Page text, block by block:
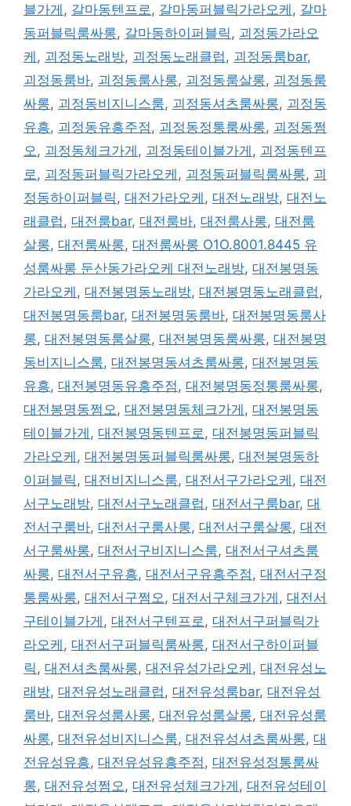
블가게 , 갈마동텐프로 , 갈마동퍼블릭가라오케 , 갈마
동퍼블릭룸싸롱, 갈마동하이퍼블릭 , 괴정동가라오
케 , 괴정동노래방, 괴정동노래클럽 , 괴정동룸bar,
괴정동룸바, 괴정동룸사롱, 괴정동룸살롱, 괴정동룸
싸롱, 괴정동비지니스룸, 괴정동셔츠룸싸롱, 괴정동
유흥, 괴정동유흥주점 , 괴정동정통룸싸롱, 괴정동쩜
오 , 괴정동체크가게 , 괴정동테이블가게 , 괴정동텐프
로 , 괴정동퍼블릭가라오케 , 괴정동퍼블릭룸싸롱, 괴
정동하이퍼블릭 , 대전가라오케 , 대전노래방, 대전노
래클럽 , 대전룸bar, 대전룸바, 대전룸사롱, 대전룸
살롱, 대전룸싸롱, 대전룸싸롱 O1O.8001.8445 유
성룸싸롱 둔산동가라오케 대전노래방, 대전봉명동
가라오케 , 대전봉명동노래방, 대전봉명동노래클럽 ,
대전봉명동룸bar, 대전봉명동룸바, 대전봉명동룸사
롱, 대전봉명동룸살롱, 대전봉명동룸싸롱, 대전봉명
동비지니스룸, 대전봉명동셔츠룸싸롱, 대전봉명동
유흥, 대전봉명동유흥주점 , 대전봉명동정통룸싸롱,
대전봉명동쩜오 , 대전봉명동체크가게 , 대전봉명동
테이블가게 , 대전봉명동텐프로 , 대전봉명동퍼블릭
가라오케 , 대전봉명동퍼블릭룸싸롱, 대전봉명동하
이퍼블릭 , 대전비지니스룸, 대전서구가라오케 , 대전
서구노래방, 대전서구노래클럽 , 대전서구룸bar, 대
전서구룸바, 대전서구룸사롱, 대전서구룸살롱, 대전
서구룸싸롱, 대전서구비지니스룸, 대전서구셔츠룸
싸롱, 대전서구유흥, 대전서구유흥주점 , 대전서구정
통룸싸롱, 대전서구쩜오 , 대전서구체크가게 , 대전서
구테이블가게 , 대전서구텐프로 , 대전서구퍼블릭가
라오케 , 대전서구퍼블릭룸싸롱, 대전서구하이퍼블
릭 , 대전셔츠룸싸롱, 대전유성가라오케 , 대전유성노
래방, 대전유성노래클럽 , 대전유성룸bar, 대전유성
룸바, 대전유성룸사롱, 대전유성룸살롱, 대전유성룸
싸롱, 대전유성비지니스룸, 대전유성셔츠룸싸롱, 대
전유성유흥, 대전유성유흥주점 , 대전유성정통룸싸
롱, 대전유성쩜오 , 대전유성체크가게 , 대전유성테이